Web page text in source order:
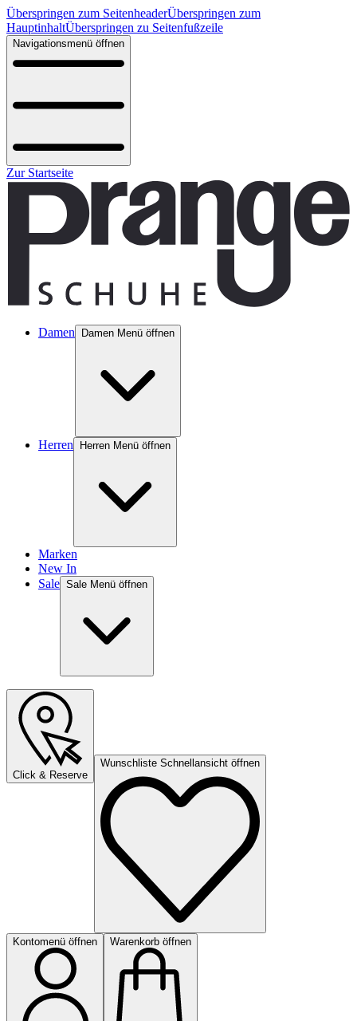
Überspringen zum SeitenheaderÜberspringen zum
HauptinhaltÜberspringen zu Seitenfußzeile
Navigationsmenü öffnen
Zur Startseite
Damen Damen Menü öffnen
Herren Herren Menü öffnen
Marken
New In
Sale Sale Menü öffnen
Click & Reserve
Wunschliste Schnellansicht öffnen
Kontomenü öffnen Warenkorb öffnen